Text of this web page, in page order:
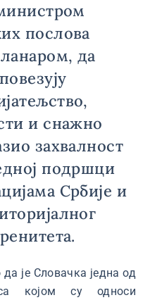
послова
да
и снажно
захвалност
подршци
Србије и
је Словачка једна од
којом су односи